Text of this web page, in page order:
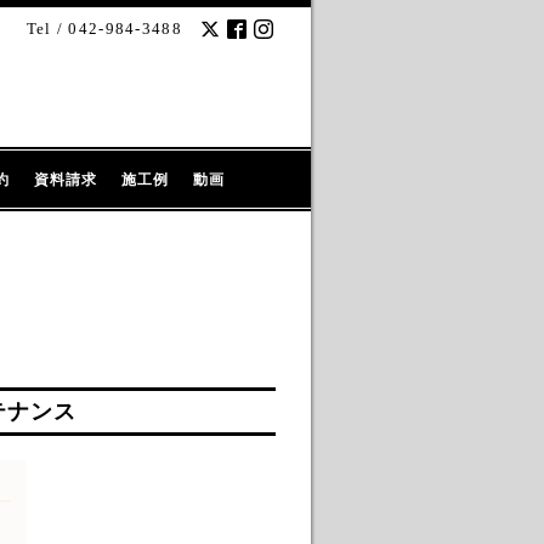
Tel / 042-984-3488
資料請求 施工例 動画
ンス